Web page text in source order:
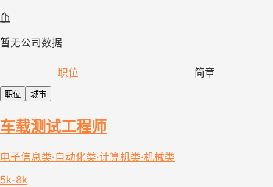
暂无公司数据
职位 简章
职位 城市
车载测试工程师
电子信息类·自动化类·计算机类·机械类
5k-8k